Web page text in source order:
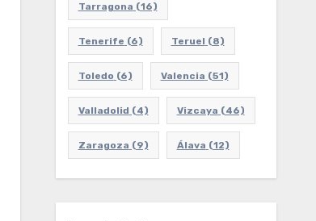
Tarragona (16)
Tenerife (6) Teruel (8)
Toledo (6) Valencia (51)
Valladolid (4) Vizcaya (46)
Zaragoza (9) Álava (12)